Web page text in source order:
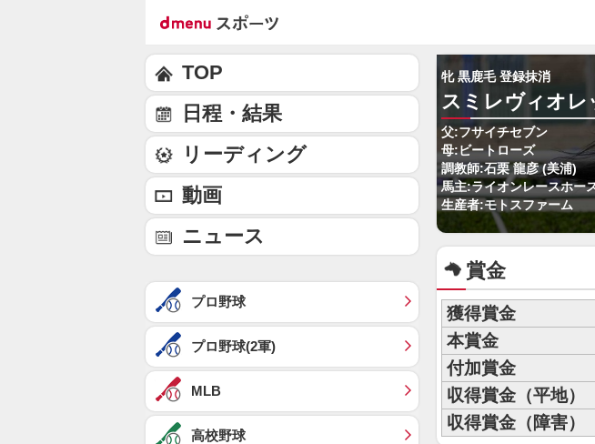
牝 黒鹿毛 登録抹消
スミレヴィオレ
父:フサイチセブン
母:ビートローズ
調教師:石栗 龍彦 (美浦)
馬主:ライオンレースホー
生産者:モトスファーム
賞金
獲得賞金
本賞金
付加賞金
収得賞金（平地）
収得賞金（障害）
TOP
日程・結果
リーディング
動画
ニュース
プロ野球
プロ野球(2軍)
MLB
高校野球